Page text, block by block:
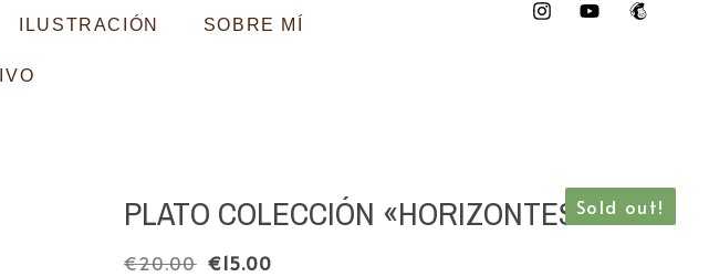
ILUSTRACIÓN SOBRE MÍ
Sold out!
PLATO COLECCIÓN «HORIZONTES»
€20.00 €15.00